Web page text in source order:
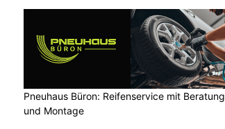
Pneuhaus Büron: Reifenservice mit Beratung
und Montage